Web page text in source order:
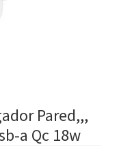
Pared,,,
a Qc 18w